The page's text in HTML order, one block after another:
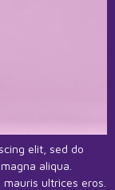
elit, sed do
aliqua.
ultrices eros.